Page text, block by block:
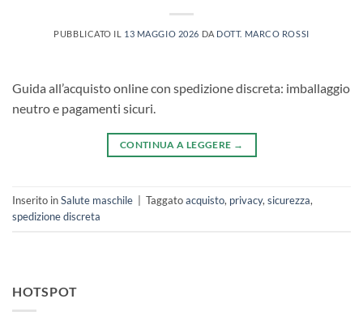
PUBBLICATO IL 13 MAGGIO 2026 DA DOTT. MARCO ROSSI
Guida all’acquisto online con spedizione discreta: imballaggio
neutro e pagamenti sicuri.
CONTINUA A LEGGERE →
Inserito inSalute maschile Taggatoacquisto, privacy, sicurezza,
spedizione discreta
HOTSPOT